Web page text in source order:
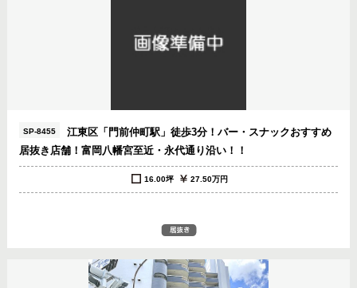
SP-8455
江東区「門前仲町駅」徒歩3分！バー・スナックおすすめ
居抜き店舗！富岡八幡宮至近・永代通り沿い！！
16.00坪 27.50万円